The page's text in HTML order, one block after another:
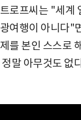
로프씨는 "세계
여행이 아니다"
를 본인 스스로
말 아무것도 없